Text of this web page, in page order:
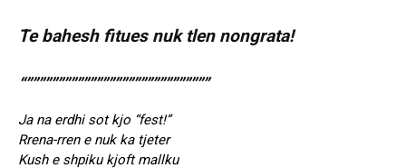
Te bahesh fitues nuk tlen nongrata!
“”””””””””””””””””””””””””””””
Ja na erdhi sot kjo “fest!”
Rrena-rren e nuk ka tjeter
Kush e shpiku kjoft mallku